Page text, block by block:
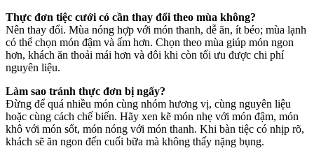
Thực đơn tiệc cưới có cần thay đổi theo mùa không?
Nên thay đổi. Mùa nóng hợp với món thanh, dễ ăn, ít béo; mùa lạnh
có thể chọn món đậm và ấm hơn. Chọn theo mùa giúp món ngon
hơn, khách ăn thoải mái hơn và đôi khi còn tối ưu được chi phí
nguyên liệu.
Làm sao tránh thực đơn bị ngấy?
Đừng để quá nhiều món cùng nhóm hương vị, cùng nguyên liệu
hoặc cùng cách chế biến. Hãy xen kẽ món nhẹ với món đậm, món
khô với món sốt, món nóng với món thanh. Khi bàn tiệc có nhịp rõ,
khách sẽ ăn ngon đến cuối bữa mà không thấy nặng bụng.